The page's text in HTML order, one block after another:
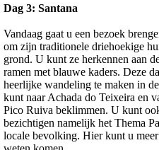
Dag 3: Santana
Vandaag gaat u een bezoek
om zijn traditionele driehoekige
grond. U kunt ze herkennen aan
ramen met blauwe kaders. Deze
heerlijke wandeling te maken in
kunt naar Achada do Teixeira en
Pico Ruiva beklimmen. U kunt
bezichtigen namelijk het Thema
locale bevolking. Hier kunt u